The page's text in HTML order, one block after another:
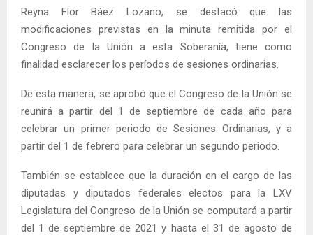
Reyna Flor Báez Lozano, se destacó que las
modificaciones previstas en la minuta remitida por el
Congreso de la Unión a esta Soberanía, tiene como
finalidad esclarecer los períodos de sesiones ordinarias.
De esta manera, se aprobó que el Congreso de la Unión se
reunirá a partir del 1 de septiembre de cada año para
celebrar un primer periodo de Sesiones Ordinarias, y a
partir del 1 de febrero para celebrar un segundo periodo.
También se establece que la duración en el cargo de las
diputadas y diputados federales electos para la LXV
Legislatura del Congreso de la Unión se computará a partir
del 1 de septiembre de 2021 y hasta el 31 de agosto de